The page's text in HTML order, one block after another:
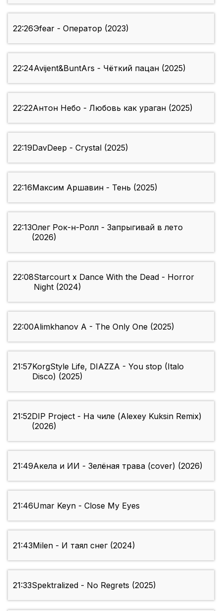
22:26Эfear - Оператор (2023)
22:24Avijent&BuntArs - Чёткий пацан (2025)
22:22Антон Небо - Любовь как ураган (2025)
22:19DavDeep - Crystal (2025)
22:16Максим Аршавин - Тень (2025)
22:13Олег Рок-н-Ролл - Запрыгивай в лето
(2026)
22:08Starcourt x Dance With the Dead - Horror
Night (2024)
22:00Alimkhanov A - The Only One (2025)
21:57KorgStyle Life, DIAZZA - You stop (Italo
Disco) (2025)
21:52DIP Project - На чиле (Alexey Kuksin Remix)
(2026)
21:49Акела и ИИ - Зелёная трава (cover) (2026)
21:46Umar Keyn - Close My Eyes
21:43Milen - И таял снег (2024)
21:33Spektralized - No Regrets (2025)